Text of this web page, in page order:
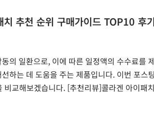
치 추천 순위 구매가이드 TOP10 후
의 일환으로, 이에 따른 일정액의 수수료를
하는 데 도움을 주는 제품입니다. 이번 포스
비교해보겠습니다. [추천리뷰]콜라겐 아이패